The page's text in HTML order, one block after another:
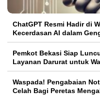
ChatGPT Resmi Hadir di
Kecerdasan AI dalam
Pemkot Bekasi Siap
Layanan Darurat untuk
Waspada! Pengabaian
Celah Bagi Peretas